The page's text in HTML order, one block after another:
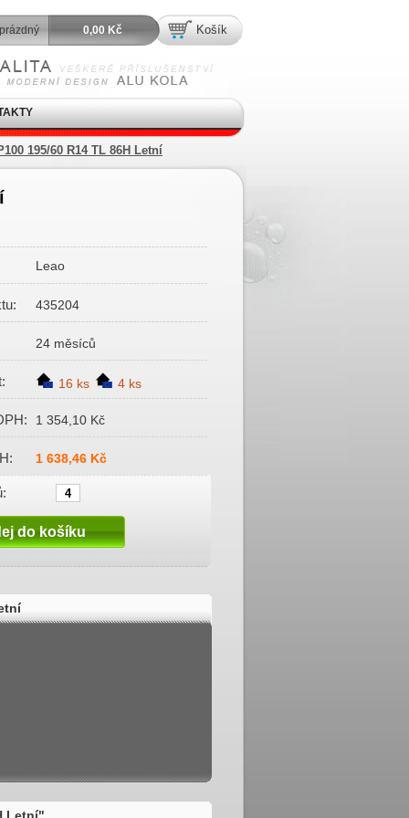
195/60 R14 TL 86H Letní
Leao
435204
24 měsíců
16 ks 4 ks
1 354,10 Kč
1 638,46 Kč
Košík
prázdný 0,00 Kč